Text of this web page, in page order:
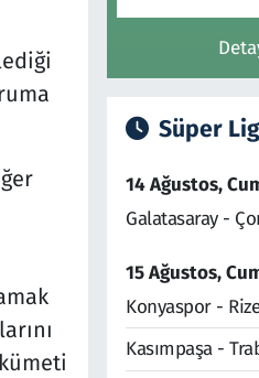
Süper
14 Ağustos,
Galatasaray -
15 Ağustos,
Konyaspor -
Kasımpaşa -